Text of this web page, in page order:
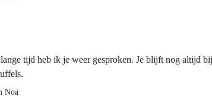
tijd heb ik je weer gesproken. Je blijft nog altijd
Noa